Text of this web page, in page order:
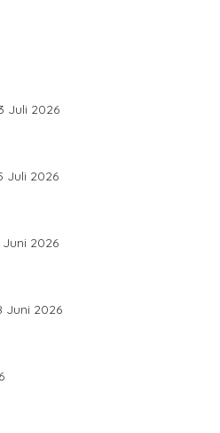
Juli 2026
Juli 2026
2026
Juni 2026